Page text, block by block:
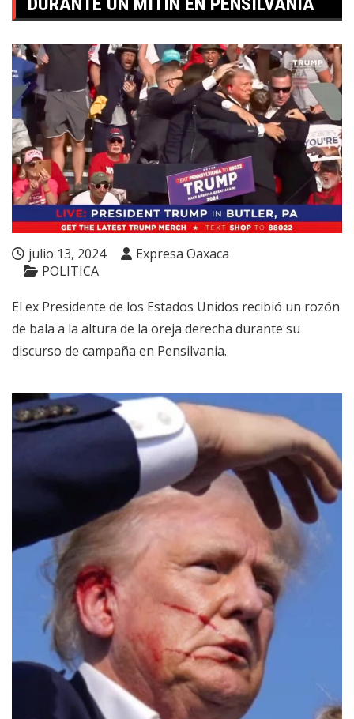
julio 13, 2024
Expresa Oaxaca
POLITICA
El ex Presidente de los Estados Unidos recibió un rozón
de bala a la altura de la oreja derecha durante su
discurso de campaña en Pensilvania.